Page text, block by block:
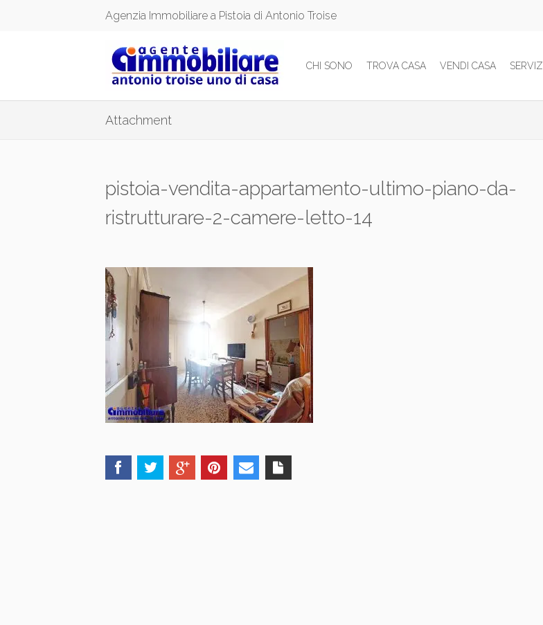
Agenzia Immobiliare a Pistoia di Antonio Troise
CHI SONO TROVA CASA VENDI CASA SERVIZI
Attachment
pistoia-vendita-appartamento-ultimo-piano-da-
ristrutturare-2-camere-letto-14